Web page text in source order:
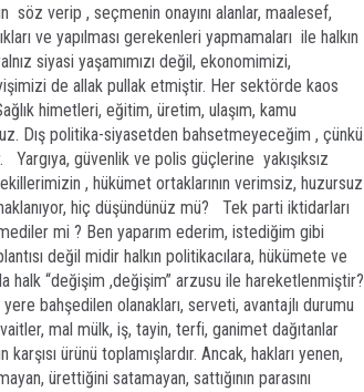
söz verip , seçmenin onayını alanlar, maalesef,
ve yapılması gerekenleri yapmamaları ile halkın
siyasi yaşamımızı değil, ekonomimizi,
de allak pullak etmiştir. Her sektörde kaos
himetleri, eğitim, üretim, ulaşım, kamu
Dış politika-siyasetden bahsetmeyeceğim , çünkü
güvenlik ve polis güçlerine yakışıksız
, hükümet ortaklarının verimsiz, huzursuz
hiç düşündünüz mü? Tek parti iktidarları
mi ? Ben yaparım ederim, istediğim gibi
değil midir halkın politikacılara, hükümete ve
halk “değişim ,değişim” arzusu ile hareketlenmiştir?
bahşedilen olanakları, serveti, avantajlı durumu
mal mülk, iş, tayin, terfi, ganimet dağıtanlar
ürünü toplamışlardır. Ancak, hakları yenen,
ürettiğini satamayan, sattığının parasını